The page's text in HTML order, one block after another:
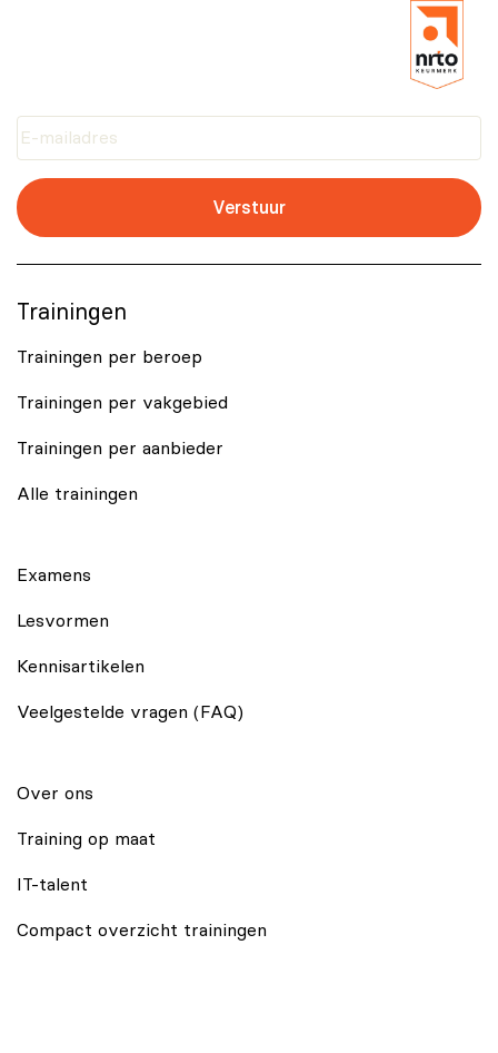
Verstuur
Trainingen
Trainingen per beroep
Trainingen per vakgebied
Trainingen per aanbieder
Alle trainingen
Examens
Lesvormen
Kennisartikelen
Veelgestelde vragen (FAQ)
Over ons
Training op maat
IT-talent
Compact overzicht trainingen